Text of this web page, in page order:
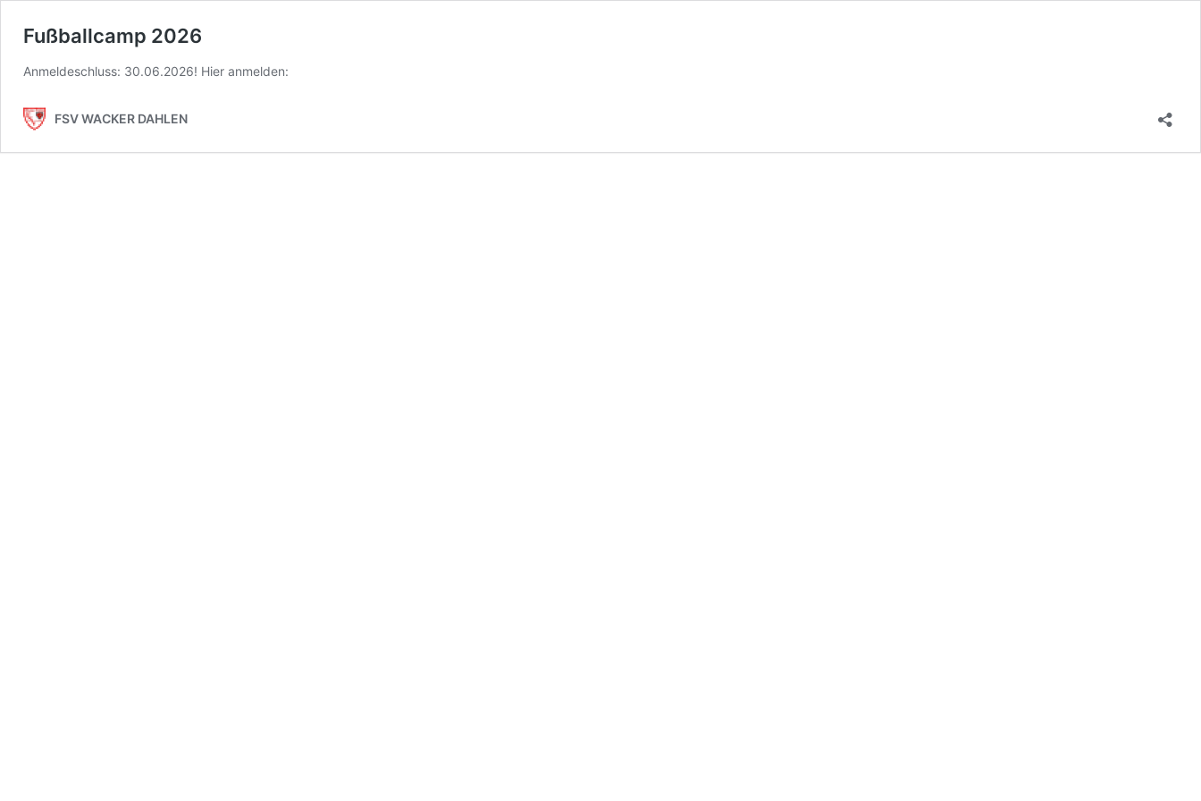
Fußballcamp 2026
Anmeldeschluss: 30.06.2026! Hier anmelden:
FSV WACKER DAHLEN